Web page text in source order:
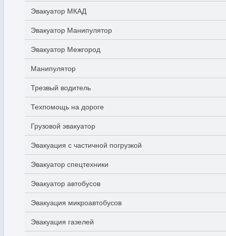
Эвакуатор МКАД
Эвакуатор Манипулятор
Эвакуатор Межгород
Манипулятор
Трезвый водитель
Техпомощь на дороге
Грузовой эвакуатор
Эвакуация с частичной погрузкой
Эвакуатор спецтехники
Эвакуатор автобусов
Эвакуация микроавтобусов
Эвакуация газелей